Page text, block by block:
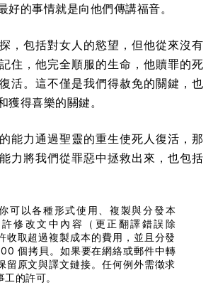
好的事情就是向他們傳講福音。
，包括對女人的慾望，但他從來沒有
住，他完全順服的生命，他贖罪的死
活。這不僅是我們得赦免的關鍵，也
獲得喜樂的關鍵。
能力通過聖靈的重生使死人復活，那
力將我們從罪惡中拯救出來，也包括
可以各種形式使用、複製與分發本
修改文中內容（更正翻譯錯誤除
收取超過複製成本的費用，並且分發
個拷貝。如果要在網絡或郵件中轉
留原文與譯文鏈接。任何例外需徵求
的許可。